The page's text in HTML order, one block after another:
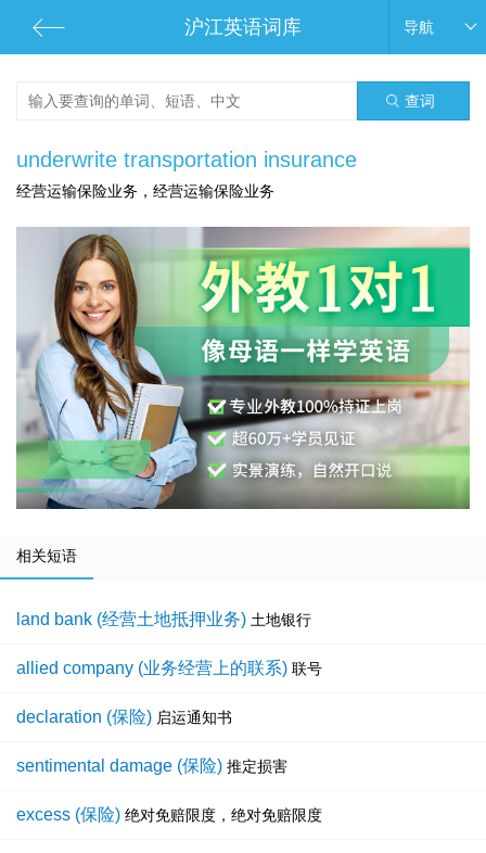
沪江英语词库 导航
查词
underwrite transportation insurance
经营运输保险业务，经营运输保险业务
相关短语
land bank (经营土地抵押业务) 土地银行
allied company (业务经营上的联系) 联号
declaration (保险) 启运通知书
sentimental damage (保险) 推定损害
excess (保险) 绝对免赔限度，绝对免赔限度